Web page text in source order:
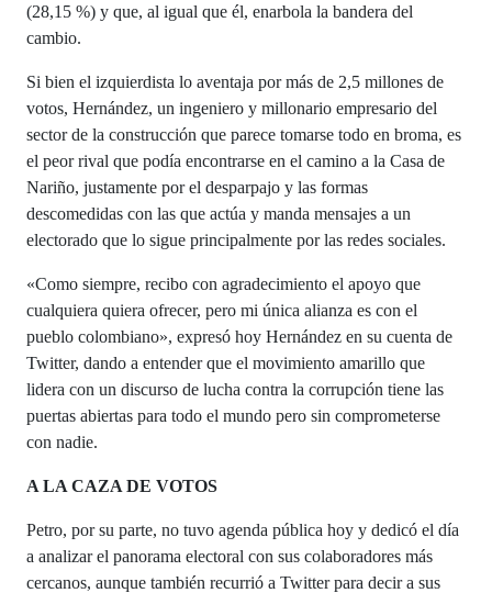
(28,15 %) y que, al igual que él, enarbola la bandera del
cambio.
Si bien el izquierdista lo aventaja por más de 2,5 millones de
votos, Hernández, un ingeniero y millonario empresario del
sector de la construcción que parece tomarse todo en broma, es
el peor rival que podía encontrarse en el camino a la Casa de
Nariño, justamente por el desparpajo y las formas
descomedidas con las que actúa y manda mensajes a un
electorado que lo sigue principalmente por las redes sociales.
«Como siempre, recibo con agradecimiento el apoyo que
cualquiera quiera ofrecer, pero mi única alianza es con el
pueblo colombiano», expresó hoy Hernández en su cuenta de
Twitter, dando a entender que el movimiento amarillo que
lidera con un discurso de lucha contra la corrupción tiene las
puertas abiertas para todo el mundo pero sin comprometerse
con nadie.
A LA CAZA DE VOTOS
Petro, por su parte, no tuvo agenda pública hoy y dedicó el día
a analizar el panorama electoral con sus colaboradores más
cercanos, aunque también recurrió a Twitter para decir a sus